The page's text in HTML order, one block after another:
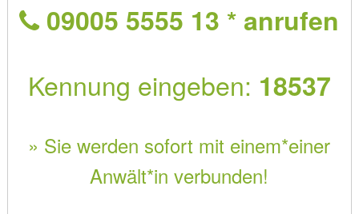
09005 5555 13 * anrufen
Kennung eingeben: 18537
» Sie werden sofort mit einem*einer
Anwält*in verbunden!